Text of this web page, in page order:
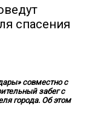
спасения
совместно с
забег с
города. Об этом